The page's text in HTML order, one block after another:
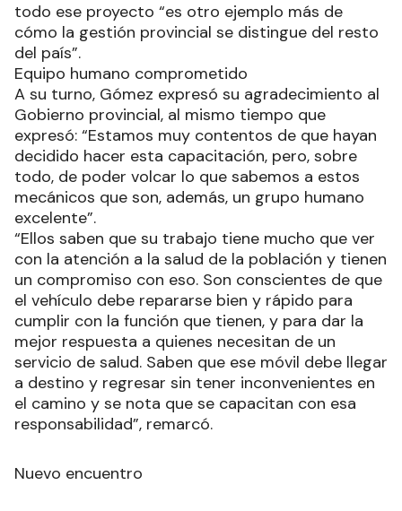
todo ese proyecto “es otro ejemplo más de
cómo la gestión provincial se distingue del resto
del país”.
Equipo humano comprometido
A su turno, Gómez expresó su agradecimiento al
Gobierno provincial, al mismo tiempo que
expresó: “Estamos muy contentos de que hayan
decidido hacer esta capacitación, pero, sobre
todo, de poder volcar lo que sabemos a estos
mecánicos que son, además, un grupo humano
excelente”.
“Ellos saben que su trabajo tiene mucho que ver
con la atención a la salud de la población y tienen
un compromiso con eso. Son conscientes de que
el vehículo debe repararse bien y rápido para
cumplir con la función que tienen, y para dar la
mejor respuesta a quienes necesitan de un
servicio de salud. Saben que ese móvil debe llegar
a destino y regresar sin tener inconvenientes en
el camino y se nota que se capacitan con esa
responsabilidad”, remarcó.
Nuevo encuentro